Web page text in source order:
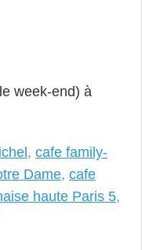
week-end) à
, cafe family-
Dame, cafe
haute Paris 5,